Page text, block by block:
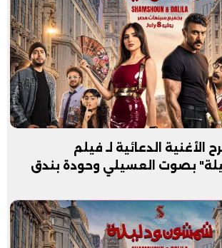
الدعائية لـ فيلم
بصوت العسيلي وحودة بندق